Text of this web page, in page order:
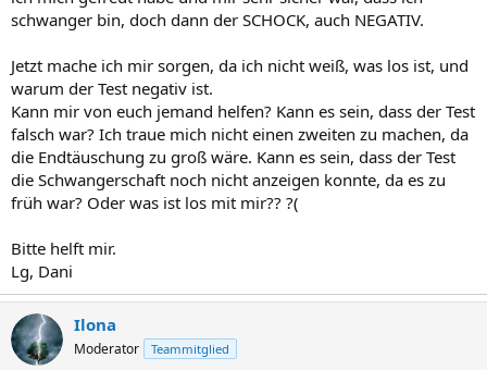
schwanger bin, doch dann der SCHOCK, auch NEGATIV.
Jetzt mache ich mir sorgen, da ich nicht weiß, was los ist, und
warum der Test negativ ist.
Kann mir von euch jemand helfen? Kann es sein, dass der Test
falsch war? Ich traue mich nicht einen zweiten zu machen, da
die Endtäuschung zu groß wäre. Kann es sein, dass der Test
die Schwangerschaft noch nicht anzeigen konnte, da es zu
früh war? Oder was ist los mit mir?? ?(
Bitte helft mir.
Lg, Dani
Ilona
Moderator Teammitglied